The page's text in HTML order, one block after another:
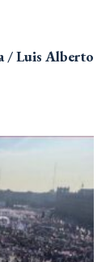
/ Luis Alberto